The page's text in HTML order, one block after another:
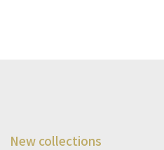
New collections